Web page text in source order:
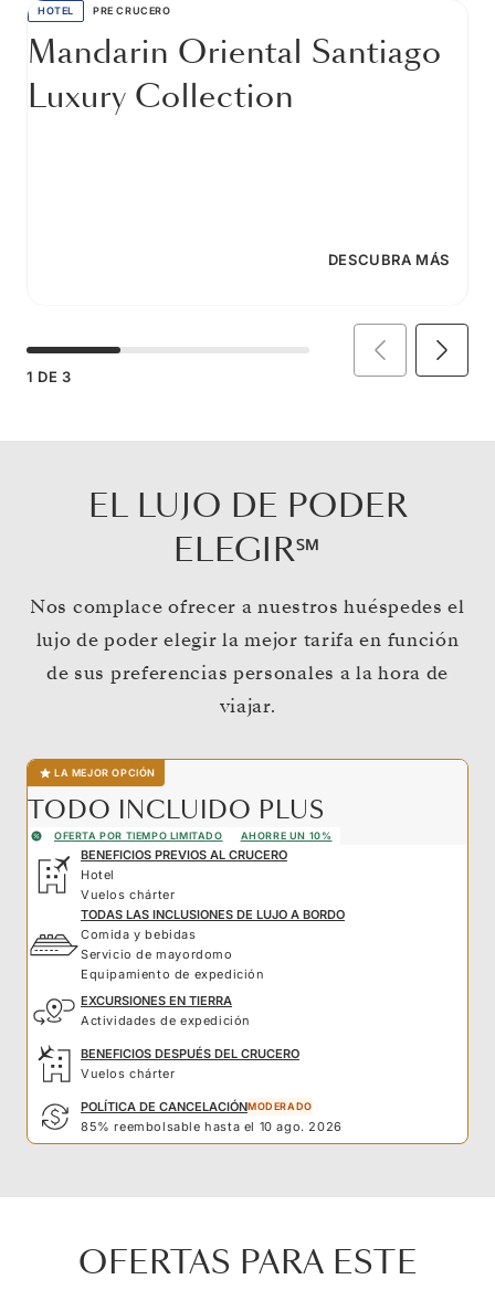
HOTEL PRE CRUCERO
Mandarin Oriental Santiago
Luxury Collection
DESCUBRA MÁS
1 DE 3
EL LUJO DE PODER
ELEGIR℠
Nos complace ofrecer a nuestros huéspedes el
lujo de poder elegir la mejor tarifa en función
de sus preferencias personales a la hora de
viajar.
LA MEJOR OPCIÓN
TODO INCLUIDO PLUS
OFERTA POR TIEMPO LIMITADO AHORRE UN 10%
BENEFICIOS PREVIOS AL CRUCERO
Hotel
Vuelos chárter
TODAS LAS INCLUSIONES DE LUJO A BORDO
Comida y bebidas
Servicio de mayordomo
Equipamiento de expedición
EXCURSIONES EN TIERRA
Actividades de expedición
BENEFICIOS DESPUÉS DEL CRUCERO
Vuelos chárter
POLÍTICA DE CANCELACIÓNMODERADO
85% reembolsable hasta el 10 ago. 2026
OFERTAS PARA ESTE